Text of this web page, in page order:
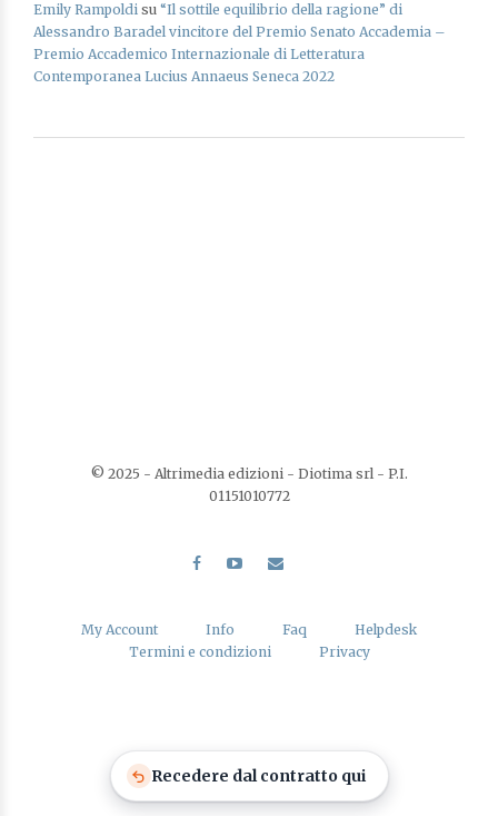
Emily Rampoldi su “Il sottile equilibrio della ragione” di
Alessandro Baradel vincitore del Premio Senato Accademia –
Premio Accademico Internazionale di Letteratura
Contemporanea Lucius Annaeus Seneca 2022
© 2025 - Altrimedia edizioni - Diotima srl - P.I.
01151010772
My Account Info Faq
Helpdesk
Termini e condizioni
Privacy
Recedere dal contratto qui